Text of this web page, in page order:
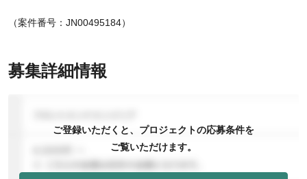
（案件番号：JN00495184）
募集詳細情報
ご登録いただくと、プロジェクトの応募条件を
ご覧いただけます。